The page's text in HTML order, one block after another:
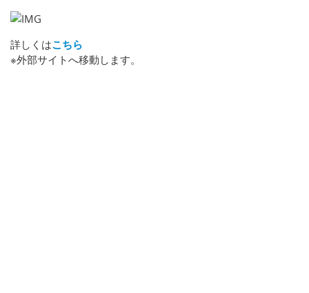
詳しくはこちら
※外部サイトへ移動します。